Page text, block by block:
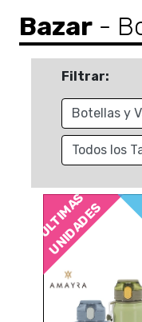
Bazar -
Filtrar:
ÚLTIMAS
UNIDADES